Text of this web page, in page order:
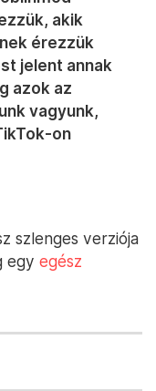
akik
érezzük
jelent annak
azok az
vagyunk,
on
szlenges verziója
egy egész